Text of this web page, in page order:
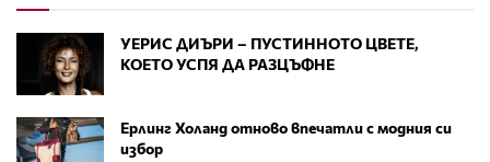
УЕРИС ДИЪРИ – ПУСТИННОТО ЦВЕТЕ,
КОЕТО УСПЯ ДА РАЗЦЪФНЕ
Ерлинг Холанд отново впечатли с модния си
избор